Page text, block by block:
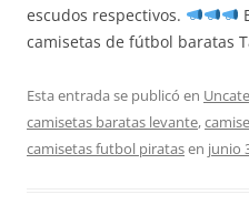
escudos respectivos.
camisetas de fútbol baratas
Esta entrada se publicó en
camisetas baratas levante,
camisetas futbol piratasen junio